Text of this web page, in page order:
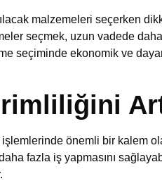
malzemeleri seçerken
seçmek, uzun vadede daha
seçiminde ekonomik ve
önemli bir kalem
fazla iş yapmasını